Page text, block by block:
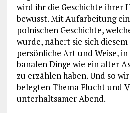
wird ihr die Geschichte ihrer
bewusst. Mit Aufarbeitung
polnischen Geschichte,
wurde, nähert sie sich diesem
persönliche Art und Weise,
banalen Dinge wie ein alter
zu erzählen haben. Und so
belegten Thema Flucht und
unterhaltsamer Abend.